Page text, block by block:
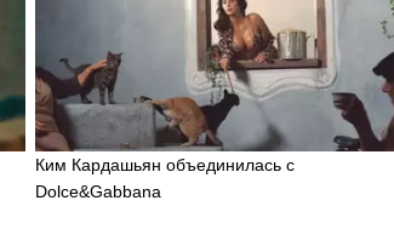
Ким Кардашьян объединилась с
Dolce&Gabbana